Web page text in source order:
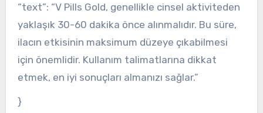
“text”: “V Pills Gold, genellikle cinsel aktiviteden
yaklaşık 30-60 dakika önce alınmalıdır. Bu süre,
ilacın etkisinin maksimum düzeye çıkabilmesi
için önemlidir. Kullanım talimatlarına dikkat
etmek, en iyi sonuçları almanızı sağlar.”
}